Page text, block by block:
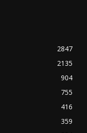
2847
2135
904
755
416
359